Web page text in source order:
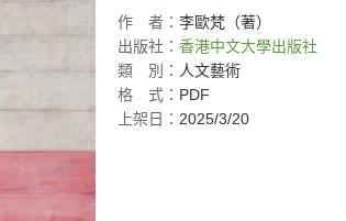
作 者： 李歐梵（著）
出版社： 香港中文大學出版社
類
別： 人文藝術
格
式： PDF
上架日： 2025/3/20